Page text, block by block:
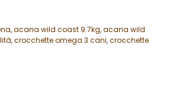
,acana wild coast 9.7kg,acana wild
,crocchette omega 3 cani,crocchette